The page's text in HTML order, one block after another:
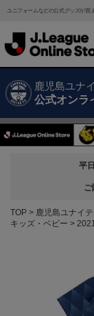
ユニフォームなどの公式グッズが買
鹿児島ユナ
公式オンラ
平
ご
TOP 鹿児島ユナイ
キッズ・ベビー